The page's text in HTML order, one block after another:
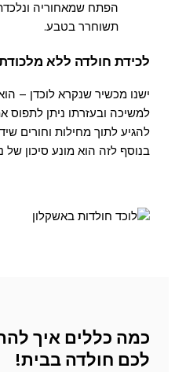
הפתח שמאחוריה
תשוחרר בטבע.
לכידת חולדה ללא
ישנו מכשיר שנקרא לוכדן –
למשיכה ובעזרתו ניתן
להגיע לתוך מחילות וחורים
בנוסף לזה הוא מונע סיכון
כמה כללים איך
לכם חולדה בבית!